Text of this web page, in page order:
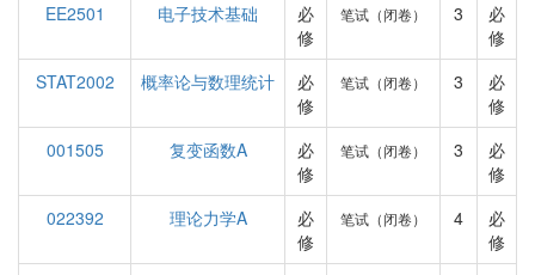
EE2501 电子技术基础
必
修
笔试（闭卷） 3
必
修
STAT2002
概率论与数理统计
必
修
笔试（闭卷） 3
必
修
001505
复变函数A
必
修
笔试（闭卷） 3
必
修
022392
理论力学A
必
修
笔试（闭卷） 4
必
修